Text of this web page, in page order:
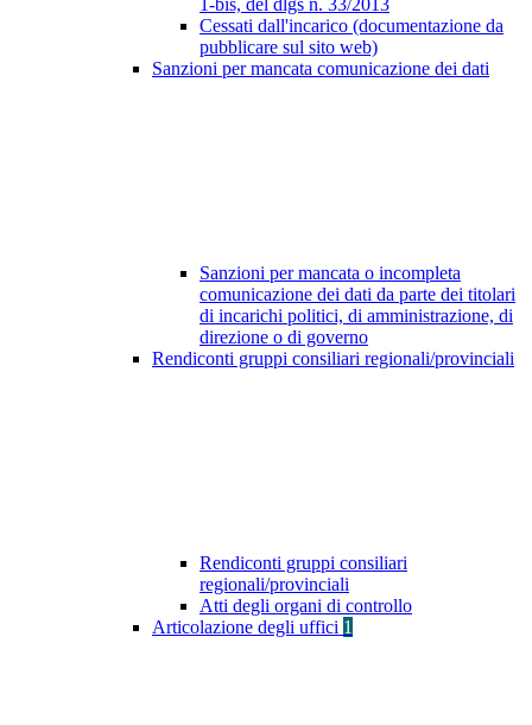
1-bis, del dlgs n. 33/2013
Cessati dall'incarico (documentazione da
pubblicare sul sito web)
Sanzioni per mancata comunicazione dei dati
Sanzioni per mancata o incompleta
comunicazione dei dati da parte dei titolari
di incarichi politici, di amministrazione, di
direzione o di governo
Rendiconti gruppi consiliari regionali/provinciali
Rendiconti gruppi consiliari
regionali/provinciali
Atti degli organi di controllo
Articolazione degli uffici 1